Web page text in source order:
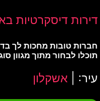
דירות דיסקרטיות
חברות טובות מחכות לך
תוכלו לבחור מתוך מגוון
עיר: | אשקלון